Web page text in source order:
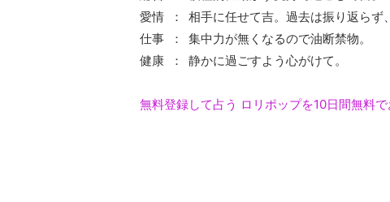
愛情
相手に任せて吉。過去は振り返らず
仕事
集中力が無くなるので油断禁物。
健康
静かに過ごすよう心がけて。
無料登録して占う ロリポップを10日間無料で